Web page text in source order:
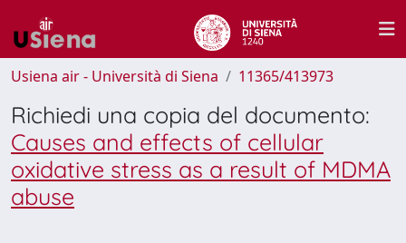
Usiena air - Università di Siena 11365/413973
Richiedi una copia del documento:
Causes and effects of cellular
oxidative stress as a result of MDMA
abuse